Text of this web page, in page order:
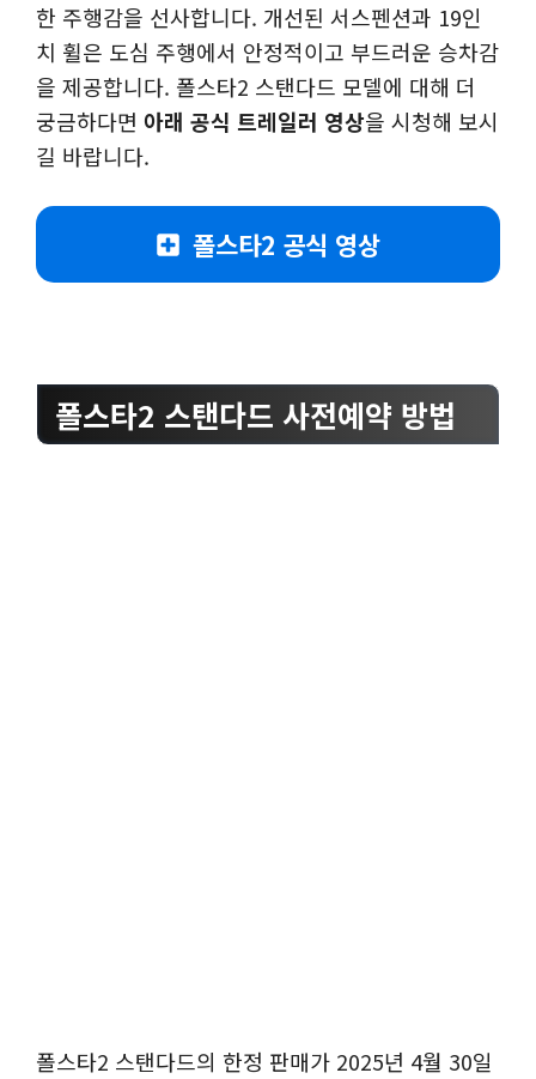
한 주행감을 선사합니다. 개선된 서스펜션과 19인
치 휠은 도심 주행에서 안정적이고 부드러운 승차감
을 제공합니다. 폴스타2 스탠다드 모델에 대해 더
궁금하다면 아래 공식 트레일러 영상을 시청해 보시
길 바랍니다.
폴스타2 공식 영상
폴스타2 스탠다드 사전예약 방법
폴스타2 스탠다드의 한정 판매가 2025년 4월 30일